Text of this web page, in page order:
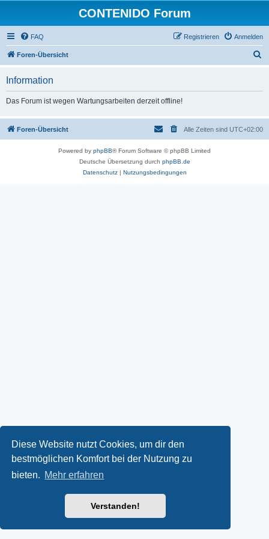
Diese Website nutzt Cookies, um dir den
bestmöglichen Komfort bei der Nutzung zu
bieten. Mehr erfahren
Verstanden!
CONTENIDO Forum
FAQ Anmelden
Registrieren
Foren-Übersicht
Information
Das Forum ist wegen Wartungsarbeiten derzeit offline!
Foren-Übersicht Alle Zeiten sind UTC+02:00
Powered by phpBB® Forum Software © phpBB Limited
Deutsche Übersetzung durch phpBB.de
Datenschutz| Nutzungsbedingungen